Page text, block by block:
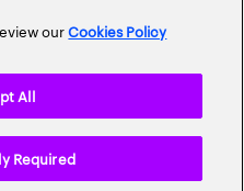
本方針
マップ
ourCookies Policy
Required
All